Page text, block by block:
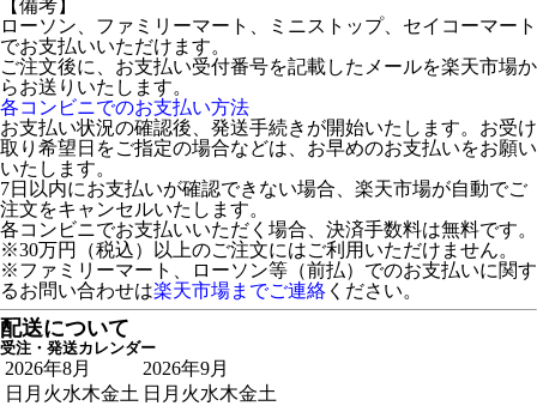
【備考】
ローソン、ファミリーマート、ミニストップ、セイコーマート
でお支払いいただけます。
ご注文後に、お支払い受付番号を記載したメールを楽天市場か
らお送りいたします。
各コンビニでのお支払い方法
お支払い状況の確認後、発送手続きが開始いたします。お受け
取り希望日をご指定の場合などは、お早めのお支払いをお願い
いたします。
7日以内にお支払いが確認できない場合、楽天市場が自動でご
注文をキャンセルいたします。
各コンビニでお支払いいただく場合、決済手数料は無料です。
※30万円（税込）以上のご注文にはご利用いただけません。
※ファミリーマート、ローソン等（前払）でのお支払いに関す
るお問い合わせは楽天市場までご連絡 ください。
配送について
受注・発送カレンダー
2026年8月
日 月 火水木金土
2026年9月
日 月 火水木金土